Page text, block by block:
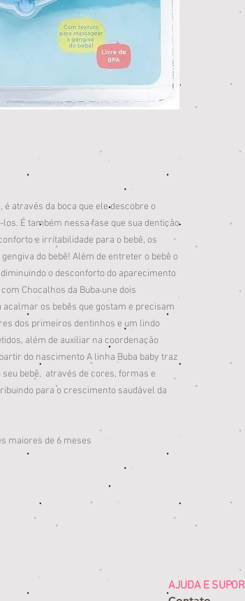
através da boca que ele descobre o
É também nessa fase que sua dentição
e irritabilidade para o bebê, os
do bebê! Além de entreter o bebê o
o desconforto do aparecimento
Chocalhos da Buba une dois
os bebês que gostam e precisam
dos primeiros dentinhos e um lindo
além de auxiliar na coordenação
do nascimento A linha Buba baby traz
bebê, através de cores, formas e
para o crescimento saudável da
maiores de 6 meses
AJUDA E